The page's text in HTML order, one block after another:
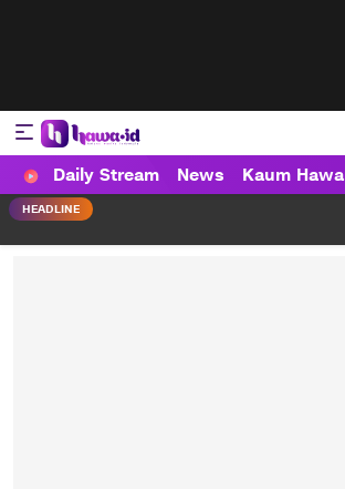
HAWA
Haluan Wanita Indonesia
Daily Stream News Kaum Hawa
HEADLINE